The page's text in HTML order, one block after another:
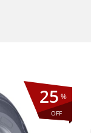
%
OFF
25